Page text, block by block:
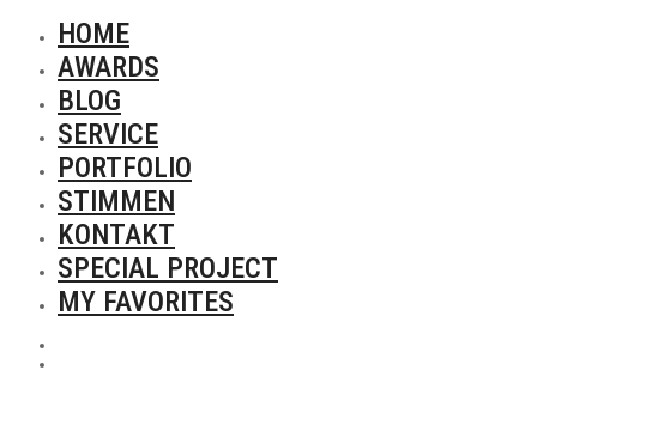
HOME
AWARDS
BLOG
SERVICE
PORTFOLIO
STIMMEN
KONTAKT
SPECIAL PROJECT
MY FAVORITES